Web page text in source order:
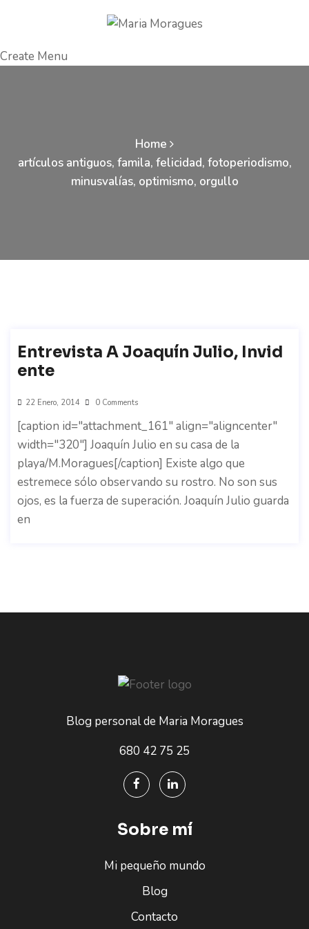
Create Menu
Home
artículos antiguos, famila, felicidad, fotoperiodismo,
minusvalías, optimismo, orgullo
Entrevista A Joaquín Julio, Invid
Ente
22 Enero, 2014 0 Comments
[caption id="attachment_161" align="aligncenter"
width="320"] Joaquín Julio en su casa de la
playa/M.Moragues[/caption] Existe algo que
estremece sólo observando su rostro. No son sus
ojos, es la fuerza de superación. Joaquín Julio guarda
en
Blog personal de Maria Moragues
680 42 75 25
Sobre mí
Mi pequeño mundo
Blog
Contacto